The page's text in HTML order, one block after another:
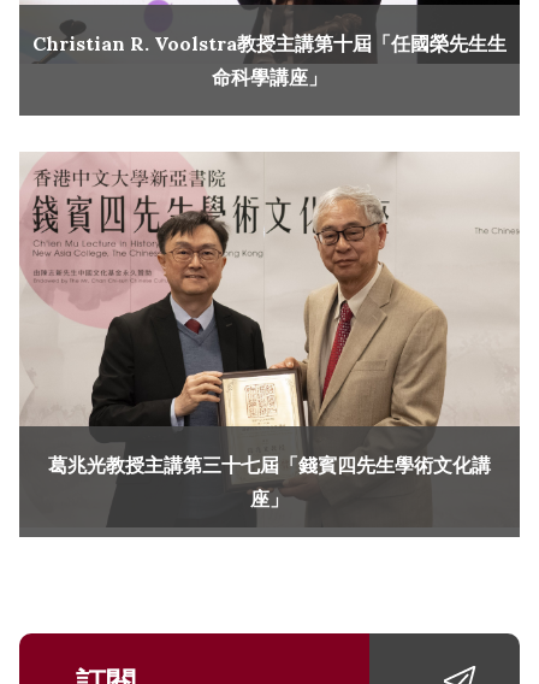
Christian R. Voolstra教授主講第十屆「任國榮先生生
命科學講座」
葛兆光教授主講第三十七屆「錢賓四先生學術文化講
座」